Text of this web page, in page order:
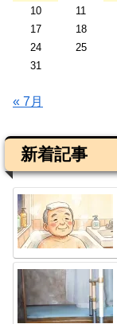
10
11
17
18
24
25
31
« 7月
新着記事